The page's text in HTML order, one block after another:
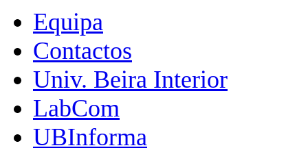
Equipa
Contactos
Univ. Beira Interior
LabCom
UBInforma